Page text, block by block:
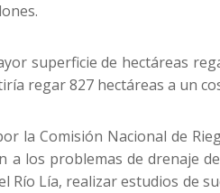
superficie de hectáreas
regar 827 hectáreas a un
la Comisión Nacional de
a los problemas de drenaje
Río Lía, realizar estudios de